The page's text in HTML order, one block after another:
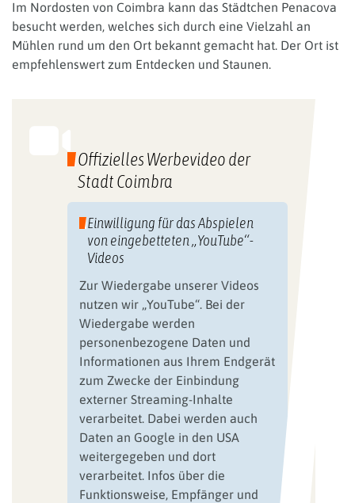
Im Nordosten von Coimbra kann das Städtchen Penacova
besucht werden, welches sich durch eine Vielzahl an
Mühlen rund um den Ort bekannt gemacht hat. Der Ort ist
empfehlenswert zum Entdecken und Staunen.
Offizielles Werbevideo der
Stadt Coimbra
Einwilligung für das Abspielen
von eingebetteten „YouTube“-
Videos
Zur Wiedergabe unserer Videos
nutzen wir „YouTube“. Bei der
Wiedergabe werden
personenbezogene Daten und
Informationen aus Ihrem Endgerät
zum Zwecke der Einbindung
externer Streaming-Inhalte
verarbeitet. Dabei werden auch
Daten an Google in den USA
weitergegeben und dort
verarbeitet. Infos über die
Funktionsweise, Empfänger und